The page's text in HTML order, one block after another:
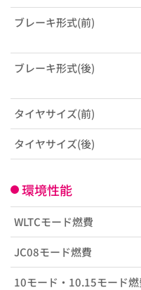
ブレーキ形式(前)
ブレーキ形式(後)
タイヤサイズ(前)
タイヤサイズ(後)
環境性能
WLTCモード燃費
JC08モード燃費
10モード・10.15モード燃